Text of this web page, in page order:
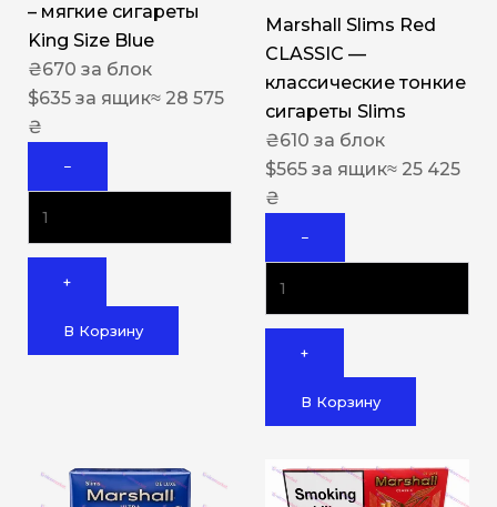
– мягкие сигареты
King Size Blue
₴670 за блок
$635 за ящик≈ 28 575
₴
−
+
В Корзину
Marshall Slims Red
CLASSIC —
классические тонкие
сигареты Slims
₴610 за блок
$565 за ящик≈ 25 425
₴
−
+
В Корзину